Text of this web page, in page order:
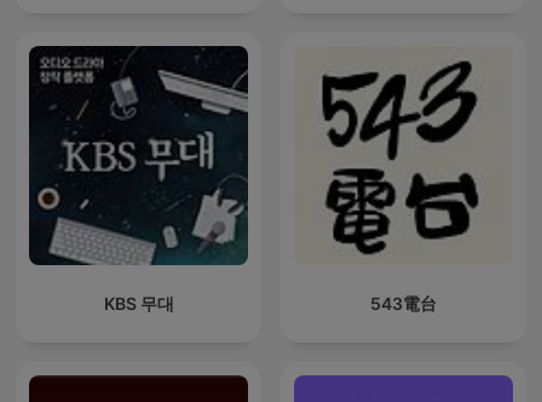
KBS 무대 543電台